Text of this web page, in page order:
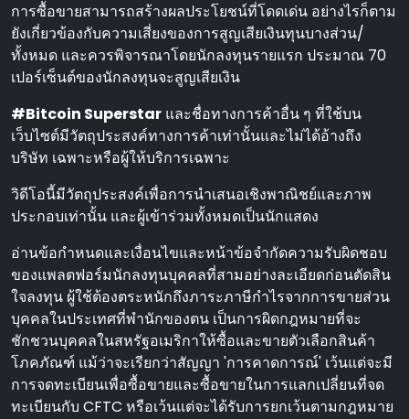
การซื้อขายสามารถสร้างผลประโยชน์ที่โดดเด่น อย่างไรก็ตาม
ยังเกี่ยวข้องกับความเสี่ยงของการสูญเสียเงินทุนบางส่วน/
ทั้งหมด และควรพิจารณาโดยนักลงทุนรายแรก ประมาณ 70
เปอร์เซ็นต์ของนักลงทุนจะสูญเสียเงิน
#Bitcoin Superstar และชื่อทางการค้าอื่น ๆ ที่ใช้บน
เว็บไซต์มีวัตถุประสงค์ทางการค้าเท่านั้นและไม่ได้อ้างถึง
บริษัท เฉพาะหรือผู้ให้บริการเฉพาะ
วิดีโอนี้มีวัตถุประสงค์เพื่อการนําเสนอเชิงพาณิชย์และภาพ
ประกอบเท่านั้น และผู้เข้าร่วมทั้งหมดเป็นนักแสดง
อ่านข้อกําหนดและเงื่อนไขและหน้าข้อจํากัดความรับผิดชอบ
ของแพลตฟอร์มนักลงทุนบุคคลที่สามอย่างละเอียดก่อนตัดสิน
ใจลงทุน ผู้ใช้ต้องตระหนักถึงภาระภาษีกําไรจากการขายส่วน
บุคคลในประเทศที่พํานักของตน เป็นการผิดกฎหมายที่จะ
ชักชวนบุคคลในสหรัฐอเมริกาให้ซื้อและขายตัวเลือกสินค้า
โภคภัณฑ์ แม้ว่าจะเรียกว่าสัญญา 'การคาดการณ์' เว้นแต่จะมี
การจดทะเบียนเพื่อซื้อขายและซื้อขายในการแลกเปลี่ยนที่จด
ทะเบียนกับ CFTC หรือเว้นแต่จะได้รับการยกเว้นตามกฎหมาย